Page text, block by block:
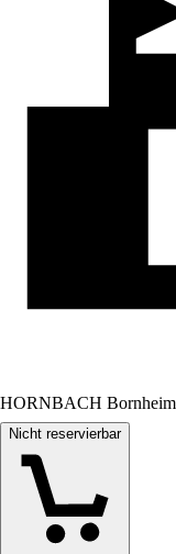
HORNBACH
Nicht reservierbar